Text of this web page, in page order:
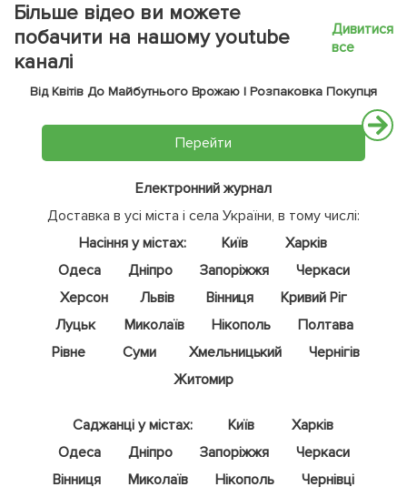
Більше відео ви можете
побачити на нашому youtube
каналі
Дивитися
все
Від Квітів До Майбутнього Врожаю | Розпаковка Покупця
Перейти
Електронний журнал
Доставка в усі міста і села України, в тому числі:
Насіння у містах:
Київ
Харків
Одеса
Дніпро Запоріжжя
Черкаси
Херсон
Львів Вінниця
Кривий Ріг
Луцьк
Миколаїв Нікополь
Полтава
Рівне
Суми Хмельницький
Чернігів
Житомир
Саджанці у містах: Київ
Харків
Одеса
Дніпро Запоріжжя
Черкаси
Вінниця
Миколаїв Нікополь
Чернівці